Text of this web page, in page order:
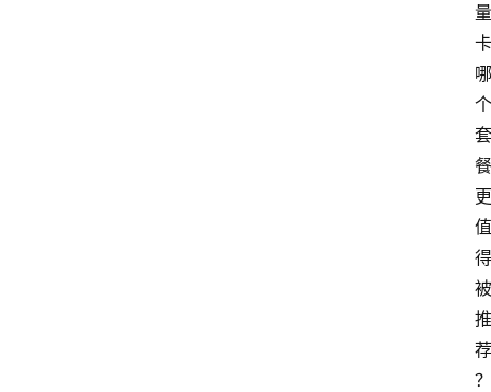
量
卡
哪
个
套
餐
更
值
得
被
推
荐
？